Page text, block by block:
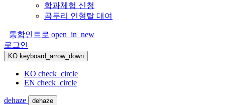
학과체험 신청
곰두리 인형탈 대여
통합인트로 open_in_new
로그인
KO keyboard_arrow_down
KO check_circle
EN check_circle
dehaze dehaze